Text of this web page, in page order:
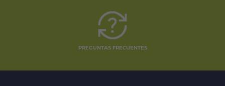
PREGUNTAS FRECUENTES